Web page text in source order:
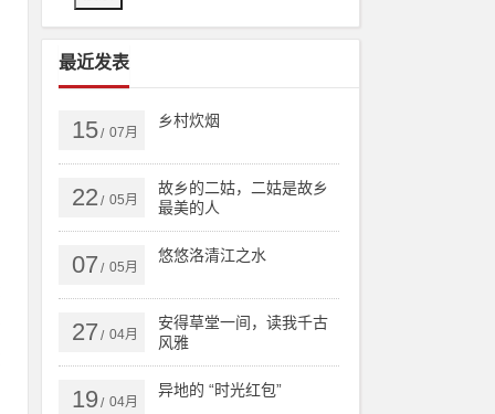
最近发表
15/ 07月
乡村炊烟
22 / 05月
故乡的二姑，二姑是故乡
最美的人
07 / 05月
悠悠洛清江之水
27 / 04月
安得草堂一间，读我千古
风雅
19/ 04月
异地的 “时光红包”